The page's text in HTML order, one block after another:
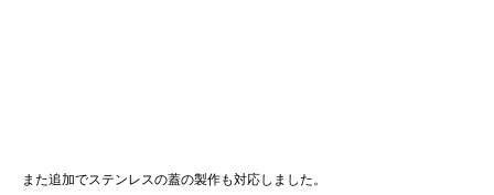
また追加でステンレスの蓋の製作も対応しました。